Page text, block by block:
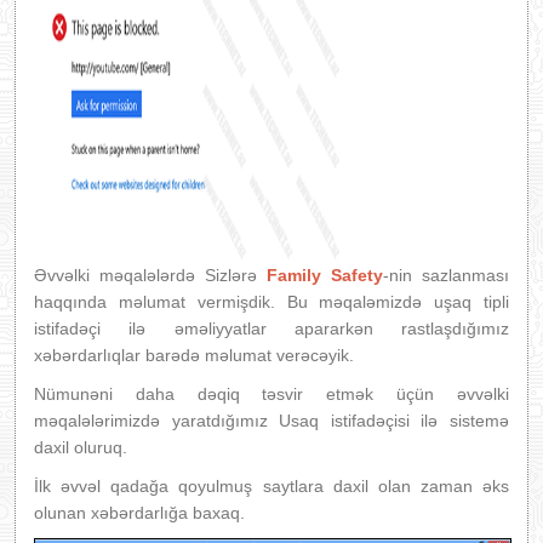
Əvvəlki məqalələrdə Sizlərə Family Safety-nin sazlanması
haqqında məlumat vermişdik. Bu məqaləmizdə uşaq tipli
istifadəçi ilə əməliyyatlar apararkən rastlaşdığımız
xəbərdarlıqlar barədə məlumat verəcəyik.
Nümunəni daha dəqiq təsvir etmək üçün əvvəlki
məqalələrimizdə yaratdığımız Usaq istifadəçisi ilə sistemə
daxil oluruq.
İlk əvvəl qadağa qoyulmuş saytlara daxil olan zaman əks
olunan xəbərdarlığa baxaq.